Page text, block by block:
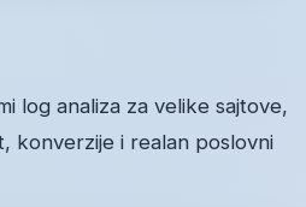
log analiza za velike sajtove,
konverzije i realan poslovni